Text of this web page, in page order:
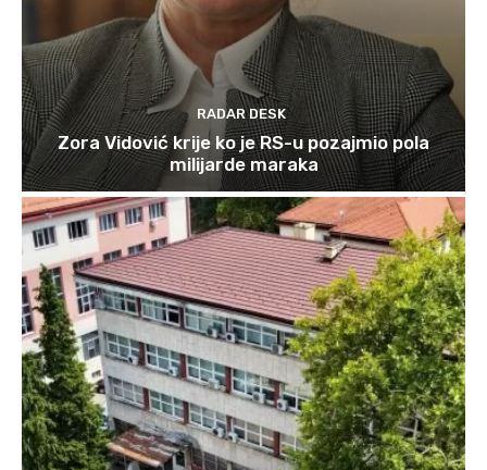
RADAR DESK
Zora Vidović krije ko je RS-u pozajmio pola
milijarde maraka